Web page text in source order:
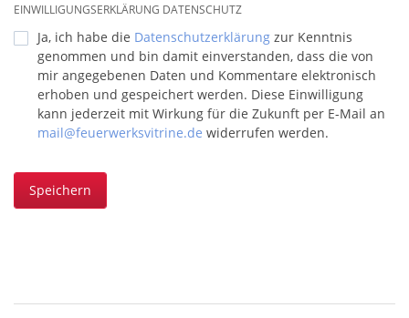
EINWILLIGUNGSERKLÄRUNG DATENSCHUTZ
Ja, ich habe die Datenschutzerklärung zur Kenntnis
genommen und bin damit einverstanden, dass die von
mir angegebenen Daten und Kommentare elektronisch
erhoben und gespeichert werden. Diese Einwilligung
kann jederzeit mit Wirkung für die Zukunft per E-Mail an
mail@feuerwerksvitrine.de widerrufen werden.
Speichern